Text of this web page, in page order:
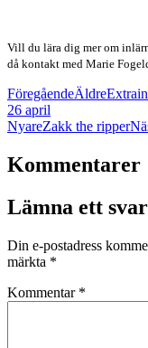
Vill du lära dig mer om
då kontakt med Marie
FöregåendeÄldre
26 april
NyareZakk the ripper
Kommentarer
Lämna ett svar
Din e-postadress
märkta *
Kommentar *